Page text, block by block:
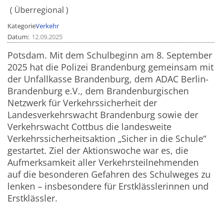
Überregional
KategorieVerkehr
Datum 12.09.2025
Potsdam. Mit dem Schulbeginn am 8. September
2025 hat die Polizei Brandenburg gemeinsam mit
der Unfallkasse Brandenburg, dem ADAC Berlin-
Brandenburg e.V., dem Brandenburgischen
Netzwerk für Verkehrssicherheit der
Landesverkehrswacht Brandenburg sowie der
Verkehrswacht Cottbus die landesweite
Verkehrssicherheitsaktion „Sicher in die Schule“
gestartet. Ziel der Aktionswoche war es, die
Aufmerksamkeit aller Verkehrsteilnehmenden
auf die besonderen Gefahren des Schulweges zu
lenken – insbesondere für Erstklässlerinnen und
Erstklässler.